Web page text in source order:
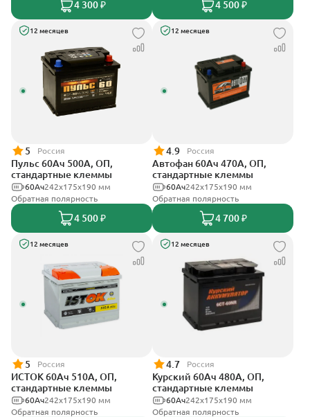
4 300 ₽ 4 500 ₽
12 месяцев
5 Россия
Пульс 60Ач 500А, ОП,
стандартные клеммы
242x175x190 мм
60Ач
Обратная полярность
4 500 ₽
12 месяцев
4.9 Россия
Автофан 60Ач 470А, ОП,
стандартные клеммы
242х175х190 мм
60Ач
Обратная полярность
4 700 ₽
12 месяцев
5 Россия
ИСТОК 60Ач 510А, ОП,
стандартные клеммы
242x175x190 мм
60Ач
Обратная полярность
12 месяцев
4.7 Россия
Курский 60Ач 480А, ОП,
стандартные клеммы
242x175x190 мм
60Ач
Обратная полярность